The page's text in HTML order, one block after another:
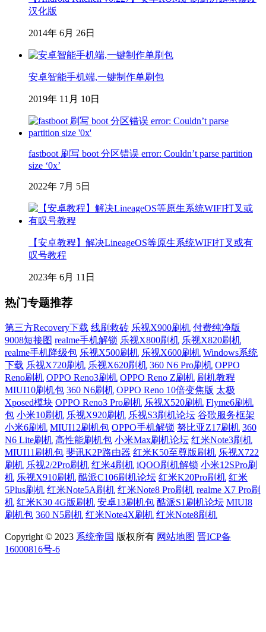
汉化版
2014年 6月 26日
安卓智能手机端,一键制作单刷包
2019年 11月 10日
fastboot 刷写 boot 分区错误 error: Couldn’t parse partition
size ‘0x’
2022年 7月 5日
【安卓教程】解决LineageOS等原生系统WIFI打叉或有
叹号教程
2023年 6月 11日
热门专题推荐
第三方Recovery下载 线刷救砖 乐视X900刷机 付费纯净版
9008短接图 realme手机解锁 乐视X800刷机 乐视X820刷机
realme手机降级包 乐视X500刷机 乐视X600刷机 Windows系统
下载 乐视X720刷机 乐视X620刷机 360 N6 Pro刷机 OPPO
Reno刷机 OPPO Reno3刷机 OPPO Reno Z刷机 刷机教程
MIUI10刷机包 360 N6刷机 OPPO Reno 10倍变焦版 太极
Xposed模块 OPPO Reno3 Pro刷机 乐视X520刷机 Flyme6刷机
包 小米10刷机 乐视X920刷机 乐视S3刷机论坛 谷歌服务框架
小米6刷机 MIUI12刷机包 OPPO手机解锁 努比亚Z17刷机 360
N6 Lite刷机 高性能刷机包 小米Max刷机论坛 红米Note3刷机
MIUI11刷机包 斐讯K2P路由器 红米K50至尊版刷机 乐视X722
刷机 乐视2/2Pro刷机 红米4刷机 iQOO刷机解锁 小米12SPro刷
机 乐视X910刷机 酷派C106刷机论坛 红米K20Pro刷机 红米
5Plus刷机 红米Note5A刷机 红米Note8 Pro刷机 realme X7 Pro刷
机 红米K30 4G版刷机 安卓13刷机包 酷派S1刷机论坛 MIUI8
刷机包 360 N5刷机 红米Note4X刷机 红米Note8刷机
Copyright © 2023 系统帝国 版权所有 网站地图 晋ICP备
16000816号-6